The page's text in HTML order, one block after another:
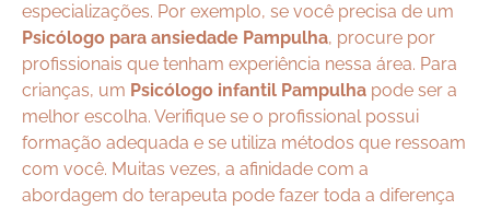
especializações. Por exemplo, se você precisa de um
Psicólogo para ansiedade Pampulha, procure por
profissionais que tenham experiência nessa área. Para
crianças, um Psicólogo infantil Pampulha pode ser a
melhor escolha. Verifique se o profissional possui
formação adequada e se utiliza métodos que ressoam
com você. Muitas vezes, a afinidade com a
abordagem do terapeuta pode fazer toda a diferença